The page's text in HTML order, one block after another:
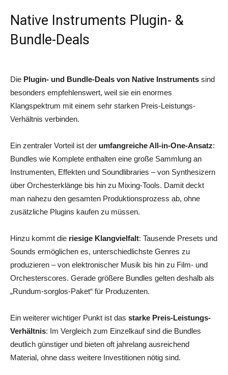
Native Instruments Plugin- &
Bundle-Deals
Die Plugin- und Bundle-Deals von Native Instruments sind
besonders empfehlenswert, weil sie ein enormes
Klangspektrum mit einem sehr starken Preis-Leistungs-
Verhältnis verbinden.
Ein zentraler Vorteil ist der umfangreiche All-in-One-Ansatz:
Bundles wie Komplete enthalten eine große Sammlung an
Instrumenten, Effekten und Soundlibraries – von Synthesizern
über Orchesterklänge bis hin zu Mixing-Tools. Damit deckt
man nahezu den gesamten Produktionsprozess ab, ohne
zusätzliche Plugins kaufen zu müssen.
Hinzu kommt die riesige Klangvielfalt: Tausende Presets und
Sounds ermöglichen es, unterschiedlichste Genres zu
produzieren – von elektronischer Musik bis hin zu Film- und
Orchesterscores. Gerade größere Bundles gelten deshalb als
„Rundum-sorglos-Paket“ für Produzenten.
Ein weiterer wichtiger Punkt ist das starke Preis-Leistungs-
Verhältnis: Im Vergleich zum Einzelkauf sind die Bundles
deutlich günstiger und bieten oft jahrelang ausreichend
Material, ohne dass weitere Investitionen nötig sind.